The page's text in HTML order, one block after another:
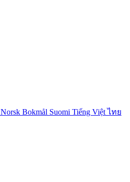
Norsk Bokmål Suomi Tiếng Việtไทย